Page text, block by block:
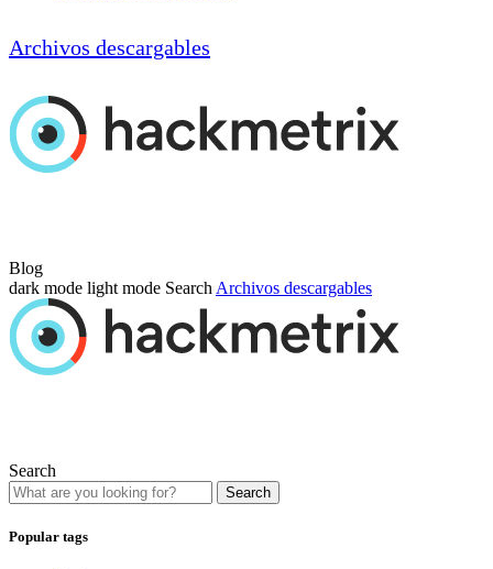
Archivos descargables
Blog
dark mode light mode Search Archivos descargables
Search
Search
Popular tags